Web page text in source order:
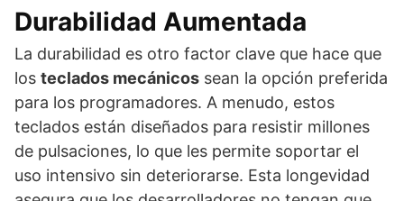
Durabilidad Aumentada
La durabilidad es otro factor clave que hace que
los teclados mecánicos sean la opción preferida
para los programadores. A menudo, estos
teclados están diseñados para resistir millones
de pulsaciones, lo que les permite soportar el
uso intensivo sin deteriorarse. Esta longevidad